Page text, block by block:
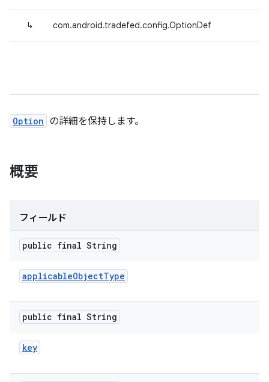
↳ com.android.tradefed.config.OptionDef
Option の詳細を保持します。
概要
フィールド
public final String
applicableObjectType
public final String
key